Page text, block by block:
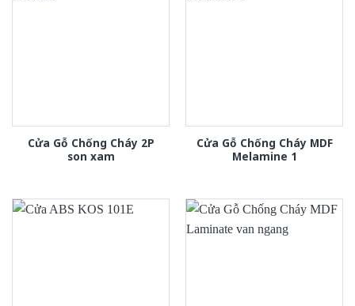
Cửa Gỗ Chống Cháy 2P
son xam
Cửa Gỗ Chống Cháy MDF
Melamine 1